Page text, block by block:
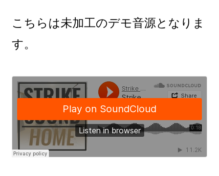
こちらは未加工のデモ音源となりま
す。